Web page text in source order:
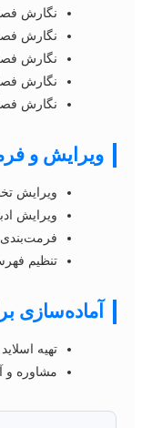
نگارش
نگارش
نگارش
نگارش
نگارش
ویرایش و
ویرایش
ویرایش
فرمت‌بندی
تنظیم
آماده‌سازی
تهیه
مشاوره و